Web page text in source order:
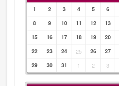
1 2 3 4 5 6
8
9 10 11 12 13
15
16 17 18 19 20
22
23 24 25 26 27
29
30 31 1 2 3